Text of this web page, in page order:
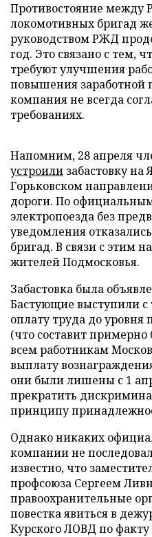
Противостояние между
локомотивных бригад
руководством РЖД
год. Это связано с тем,
требуют улучшения
повышения заработной
компания не всегда
требованиях.
Напомним, 28 апреля
устроили забастовку на
Горьковском
дороги. По
электропоезда без
уведомления
бригад. В связи с этим
жителей Подмосковья.
Забастовка была
Бастующие выступили с
оплату труда до уровня
(что составит примерно
всем работникам
выплату
они были лишены с 1
прекратить
принципу
Однако никаких
компании не
известно, что
профсоюза Сергеем
правоохранительные
повестка явиться в
Курского ЛОВД по